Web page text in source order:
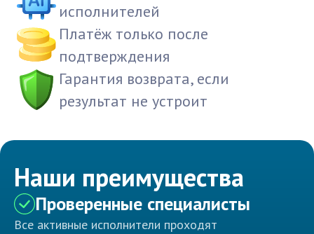
исполнителей
Платёж только после
подтверждения
Гарантия возврата, если
результат не устроит
Наши преимущества
Проверенные специалисты
Все активные исполнители проходят